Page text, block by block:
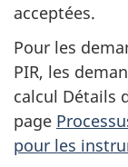
acceptées.
Pour les
PIR, les
calcul Détails
page
pour les